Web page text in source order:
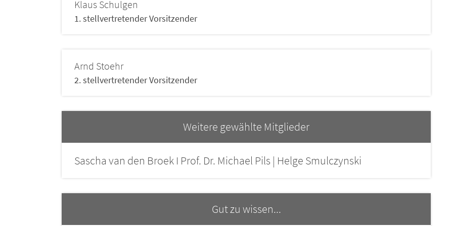
Klaus Schulgen
1. stellvertretender Vorsitzender
Arnd Stoehr
2. stellvertretender Vorsitzender
Weitere gewählte Mitglieder
Sascha van den Broek I Prof. Dr. Michael Pils | Helge Smulczynski
Gut zu wissen...